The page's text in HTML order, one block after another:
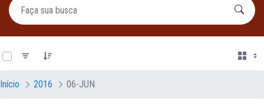
Início 2016 06-JUN